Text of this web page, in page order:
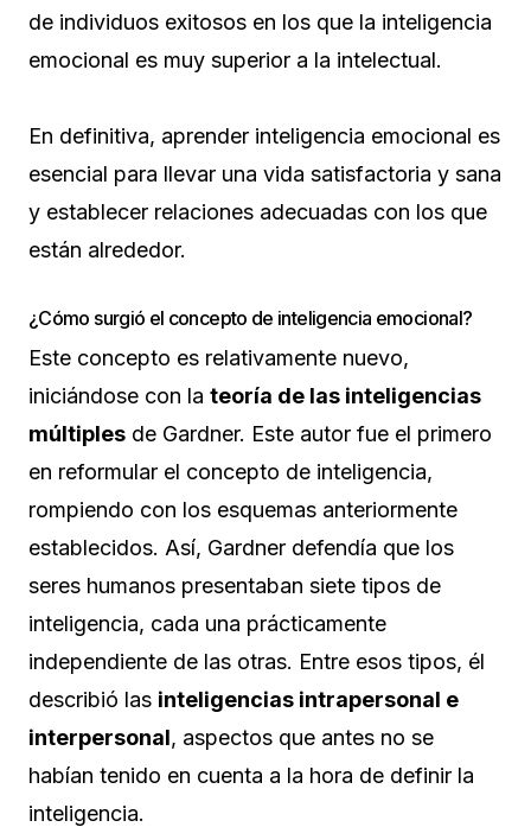
de individuos exitosos en los que la inteligencia
emocional es muy superior a la intelectual.
En definitiva, aprender inteligencia emocional es
esencial para llevar una vida satisfactoria y sana
y establecer relaciones adecuadas con los que
están alrededor.
¿Cómo surgió el concepto de inteligencia emocional?
Este concepto es relativamente nuevo,
iniciándose con la teoría de las inteligencias
múltiples de Gardner. Este autor fue el primero
en reformular el concepto de inteligencia,
rompiendo con los esquemas anteriormente
establecidos. Así, Gardner defendía que los
seres humanos presentaban siete tipos de
inteligencia, cada una prácticamente
independiente de las otras. Entre esos tipos, él
describió las inteligencias intrapersonal e
interpersonal, aspectos que antes no se
habían tenido en cuenta a la hora de definir la
inteligencia.